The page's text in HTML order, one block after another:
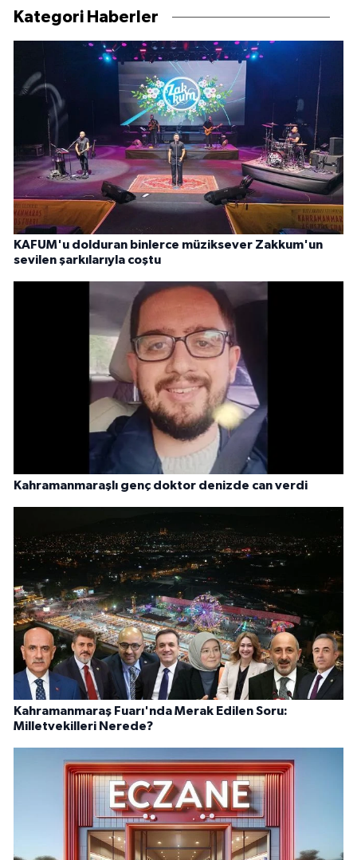
Kategori Haberler
KAFUM'u dolduran binlerce müziksever Zakkum'un
sevilen şarkılarıyla coştu
Kahramanmaraşlı genç doktor denizde can verdi
Kahramanmaraş Fuarı'nda Merak Edilen Soru:
Milletvekilleri Nerede?